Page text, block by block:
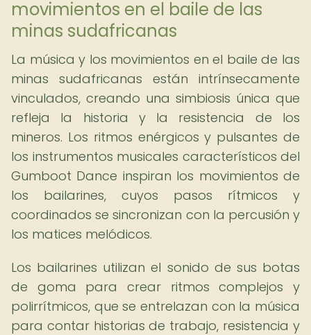
movimientos en el baile de las
minas sudafricanas
La música y los movimientos en el baile de las
minas sudafricanas están intrínsecamente
vinculados, creando una simbiosis única que
refleja la historia y la resistencia de los
mineros. Los ritmos enérgicos y pulsantes de
los instrumentos musicales característicos del
Gumboot Dance inspiran los movimientos de
los bailarines, cuyos pasos rítmicos y
coordinados se sincronizan con la percusión y
los matices melódicos.
Los bailarines utilizan el sonido de sus botas
de goma para crear ritmos complejos y
polirrítmicos, que se entrelazan con la música
para contar historias de trabajo, resistencia y